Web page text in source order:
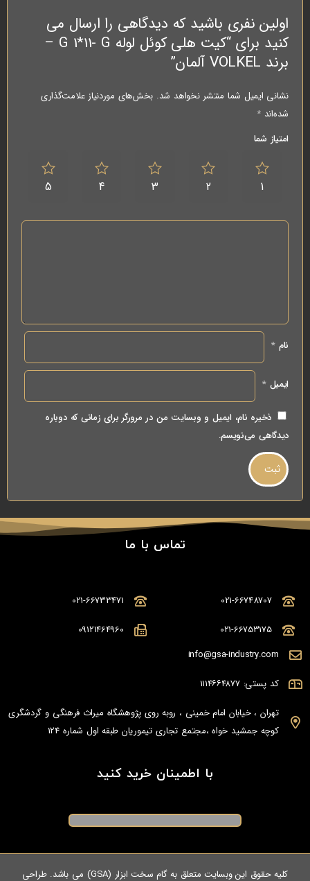
اولین نفری باشید که دیدگاهی را ارسال می
کنید برای “کیت هلی کوئل لوله G 1*11- G –
برند VOLKEL آلمان”
نشانی ایمیل شما منتشر نخواهد شد. بخش‌های موردنیاز علامت‌گذاری
شده‌اند*
امتیاز شما
1
2
3
4
5
نام*
ایمیل*
ذخیره نام، ایمیل و وبسایت من در مرورگر برای زمانی که دوباره
دیدگاهی می‌نویسم.
تماس با ما
021-66748707
021-66753175
021-66733471
09121464960
info@gsa-industry.com
کد پستی: ۱۱۱۴۶۶۴۸۷۷
تهران ، خیابان امام خمینی ، روبه روی پژوهشگاه میراث فرهنگی و گردشگری
کوچه جمشید خواه ،مجتمع تجاری تیموریان طبقه اول شماره 124
با اطمینان خرید کنید
کلیه حقوق این وبسایت متعلق به گام سخت ابزار (GSA) می باشد. طراحی